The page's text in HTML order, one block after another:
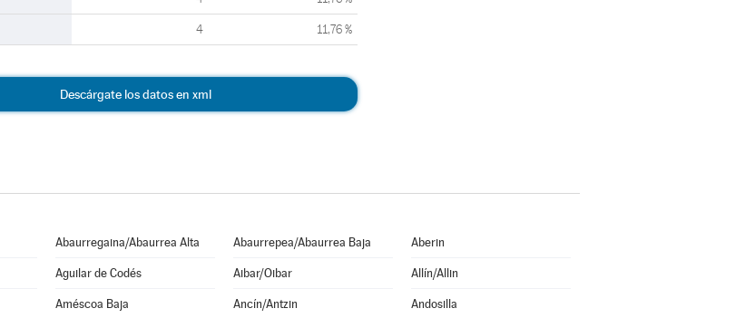
4 11,76 %
Descárgate los datos en xml
Abaurregaina/Abaurrea Alta Abaurrepea/Abaurrea Baja Aberin
Aguilar de Codés Aibar/Oibar Allín/Allin
Améscoa Baja Ancín/Antzin Andosilla